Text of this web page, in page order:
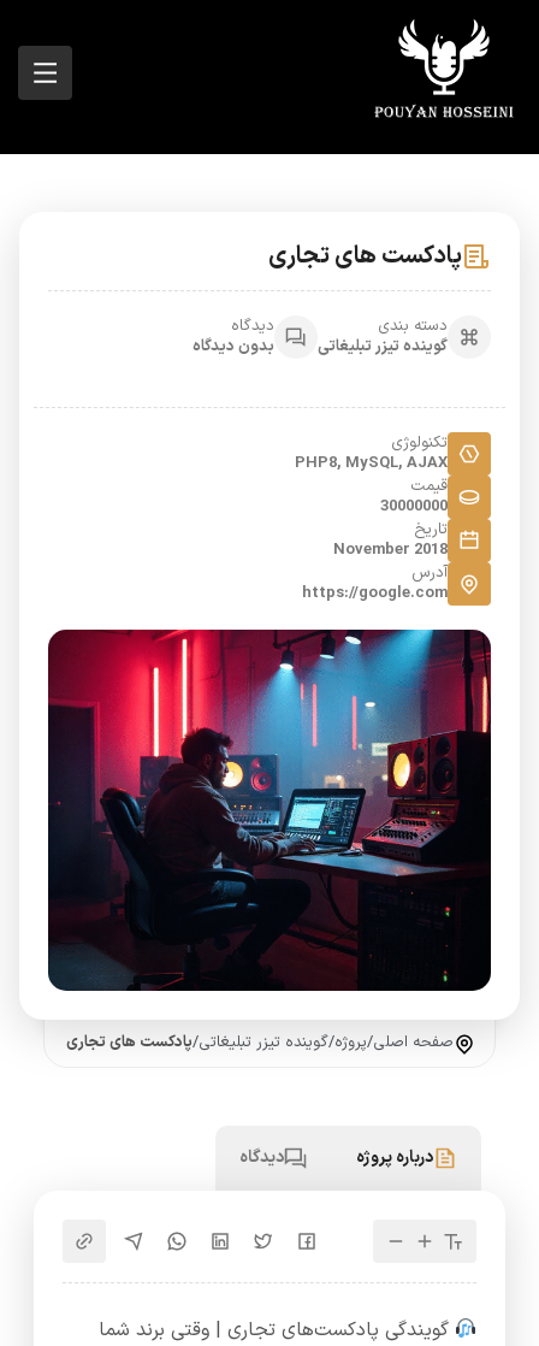
پادکست های تجاری
دسته بندی
گوینده تیزر تبلیغاتی
دیدگاه
بدون دیدگاه
تکنولوژی
PHP8, MySQL, AJAX
قیمت
30000000
تاریخ
November 2018
آدرس
https://google.com
صفحه اصلی/پروژه/گوینده تیزر تبلیغاتی/پادکست های تجاری
درباره پروژه دیدگاه
گویندگی پادکست‌های تجاری | وقتی برند شما